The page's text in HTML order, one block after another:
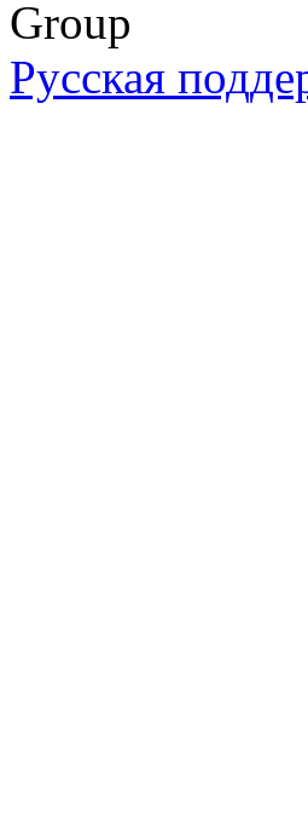
Group
Русская